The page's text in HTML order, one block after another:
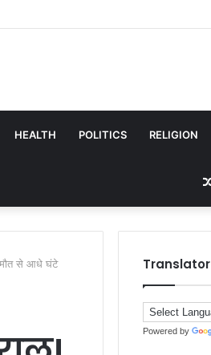
टेस्ट
HEALTH POLITICS RELIGION
से आधे घंटे
Translator
Powered by